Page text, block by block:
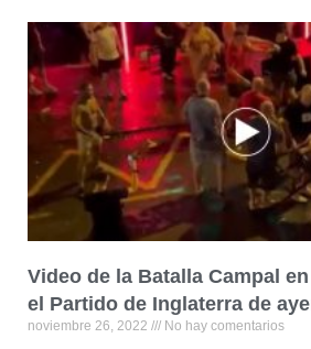
Video de la Batalla Campal
el Partido de Inglaterra de
noviembre 26, 2022 No hay comentarios